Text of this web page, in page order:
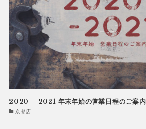
2020 – 2021 年末年始の営業日程のご案内
京都店